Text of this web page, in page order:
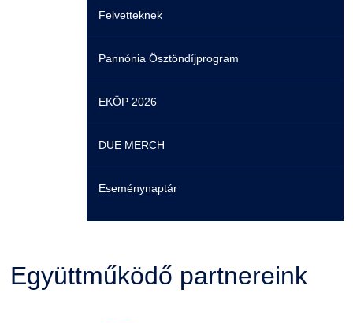
GY.I.K.
DUE Hallgatói laptop használati segédlet
Kerpely Antal Szakkollégium KASZK
Online Studium
Képzési Életpályamodell
Atomerőművi Képzési Bázis
Felvetteknek
Pannónia Ösztöndíjprogram
EKÖP 2026
DUE MERCH
Eseménynaptár
Együttműködő partnereink